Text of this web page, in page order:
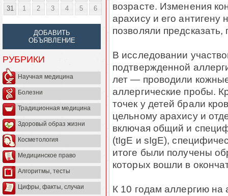
31
1 2 3 4 5 6
ДОБАВИТЬ
ОБЪЯВЛЕНИЕ
РУБРИКИ
Научная медицина
Болезни
Традиционная медицина
Здоровый образ жизни
Косметология
Медицинское право
Алгоритмы, тесты
Цифры, факты, случаи
возрасте. Изменения
арахису и его
позволяли
В исследовании
подтвержденной
лет — проводили
аллергические пробы.
точек у детей брали
цельному арахису и
включая общий и
(tIgE и sIgE),
итоге были получены
которых вошли в
К 10 годам аллергию на